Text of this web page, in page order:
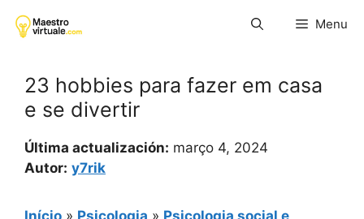
para
Menu
23 hobbies para fazer em casa
e se divertir
Última actualización: março 4, 2024
Autor: y7rik
Início » Psicologia » Psicologia social e